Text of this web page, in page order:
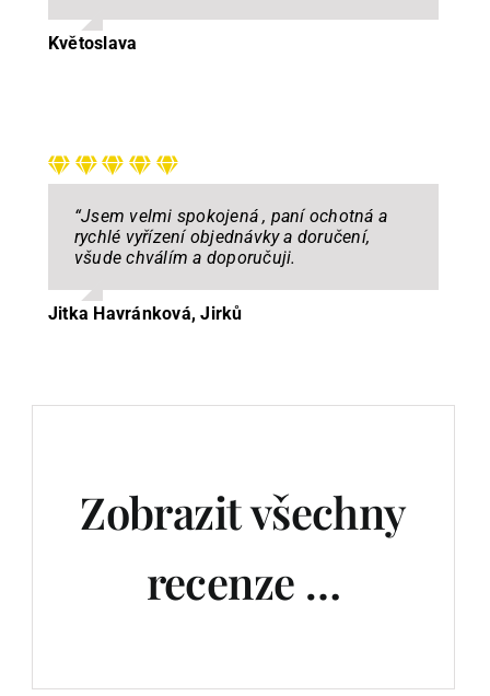
Květoslava
“Jsem velmi spokojená , paní ochotná a
rychlé vyřízení objednávky a doručení,
všude chválím a doporučuji.
Jitka Havránková, Jirků
Zobrazit všechny
recenze …